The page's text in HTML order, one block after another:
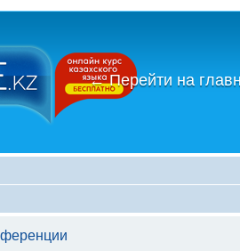
←Перейти на